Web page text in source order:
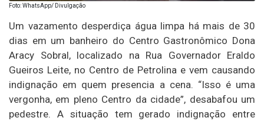
Foto: WhatsApp/ Divulgação
Um vazamento desperdiça água limpa há mais de 30
dias em um banheiro do Centro Gastronômico Dona
Aracy Sobral, localizado na Rua Governador Eraldo
Gueiros Leite, no Centro de Petrolina e vem causando
indignação em quem presencia a cena. “Isso é uma
vergonha, em pleno Centro da cidade”, desabafou um
pedestre. A situação tem gerado indignação entre